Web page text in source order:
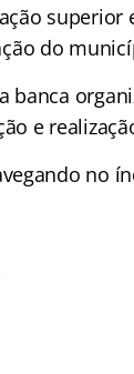
do
banca
e
no